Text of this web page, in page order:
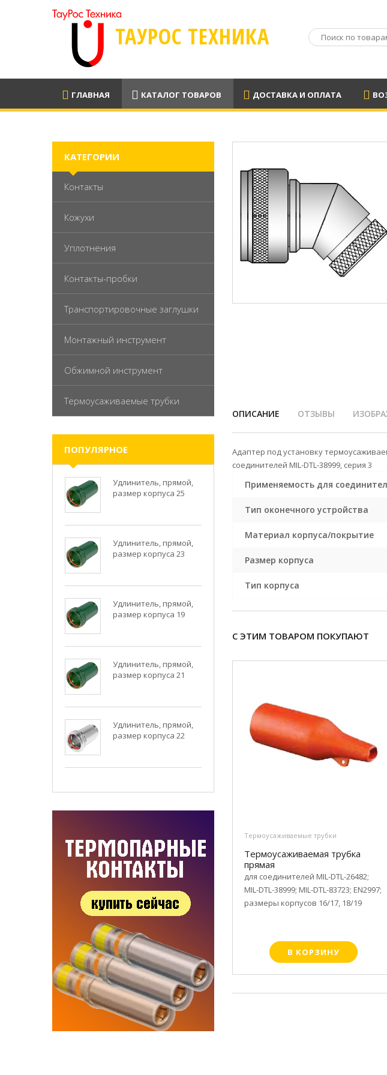
ТАУРОС ТЕХНИКА
ГЛАВНАЯ КАТАЛОГ ТОВАРОВ ДОСТАВКА И ОПЛАТА
ОПИСАНИЕ ОТЗЫВЫ
Адаптер под установку
соединителей MIL-DTL-38999, серия 3
Применяемость для
Тип оконечного устройства
Материал корпуса/покрытие
Размер корпуса
Тип корпуса
С ЭТИМ ТОВАРОМ ПОКУПАЮТ
Термоусаживаемые трубки
Термоусаживаемая трубка
прямая
для соединителей MIL-DTL-26482;
MIL-DTL-38999; MIL-DTL-83723; EN2997;
размеры корпусов 16/17, 18/19
В КОРЗИНУ
КАТЕГОРИИ
Контакты
Кожухи
Уплотнения
Контакты-пробки
Транспортировочные заглушки
Монтажный инструмент
Обжимной инструмент
Термоусаживаемые трубки
ПОПУЛЯРНОЕ
Удлинитель, прямой,
размер корпуса 25
Удлинитель, прямой,
размер корпуса 23
Удлинитель, прямой,
размер корпуса 19
Удлинитель, прямой,
размер корпуса 21
Удлинитель, прямой,
размер корпуса 22